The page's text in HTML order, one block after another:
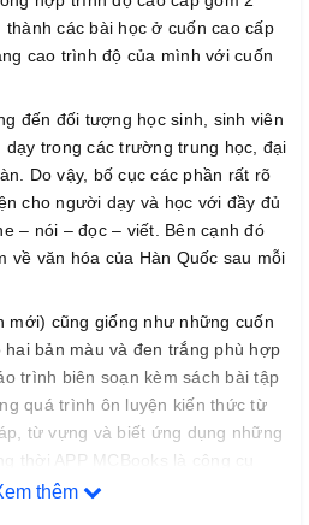
các bài học ở cuốn cao cấp
cao trình độ của mình với cuốn
đến đối tượng học sinh, sinh viên
trong các trường trung học, đại
Do vậy, bố cục các phần rất rõ
cho người dạy và học với đầy đủ
– nói – đọc – viết. Bên cạnh đó
về văn hóa của Hàn Quốc sau mỗi
mới) cũng giống như những cuốn
bản màu và đen trắng phù hợp
trình biên soạn kèm sách bài tập
quá trình ôn luyện kiến thức từ
từ vựng và biết ứng dụng những
thời APP MCBooks là công cụ
học mọi lúc mọi nơi.
thêm